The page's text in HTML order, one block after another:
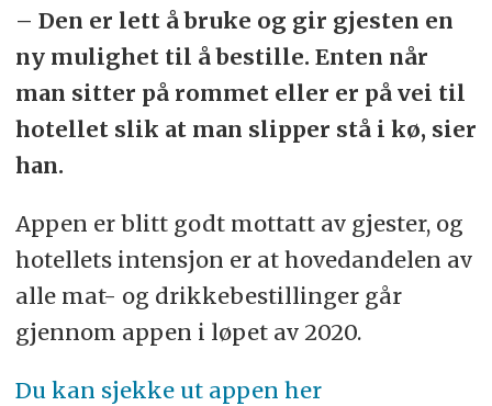
– Den er lett å bruke og gir gjesten en
ny mulighet til å bestille. Enten når
man sitter på rommet eller er på vei til
hotellet slik at man slipper stå i kø, sier
han.
Appen er blitt godt mottatt av gjester, og
hotellets intensjon er at hovedandelen av
alle mat- og drikkebestillinger går
gjennom appen i løpet av 2020.
Du kan sjekke ut appen her